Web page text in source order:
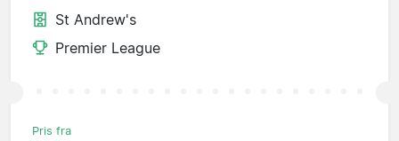
St Andrew's
Premier League
Pris fra